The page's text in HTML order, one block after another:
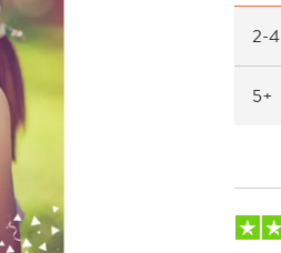
2-4
5+